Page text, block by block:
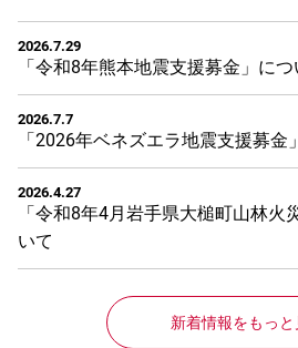
2026.7.29
「令和8年熊本地震支援募金」につ
2026.7.7
「2026年ベネズエラ地震支援募金
2026.4.27
「令和8年4月岩手県大槌町山林火
いて
新着情報をもっと